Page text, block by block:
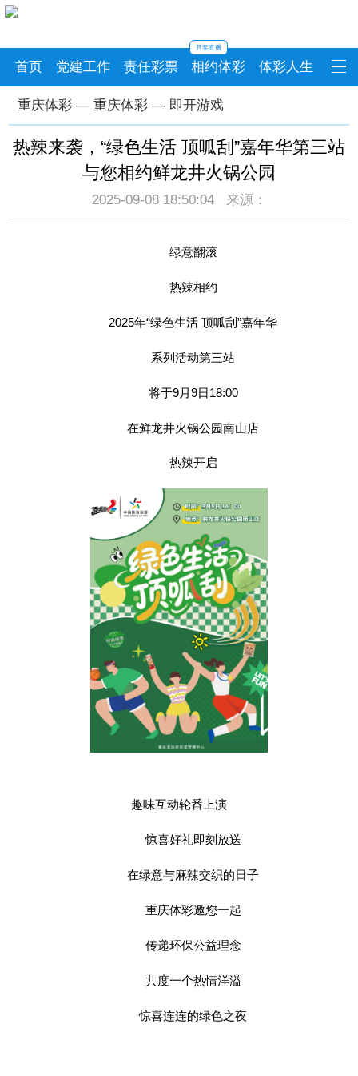
首页 党建工作 责任彩票 相约体彩
开奖直播
体彩人生
重庆体彩— 重庆体彩— 即开游戏
热辣来袭，“绿色生活 顶呱刮”嘉年华第三站
与您相约鲜龙井火锅公园
2025-09-08 18:50:04 来源：
绿意翻滚
热辣相约
2025年“绿色生活顶呱刮”嘉年华
系列活动第三站
将于9月9日18:00
在鲜龙井火锅公园南山店
热辣开启
趣味互动轮番上演
惊喜好礼即刻放送
在绿意与麻辣交织的日子
重庆体彩邀您一起
传递环保公益理念
共度一个热情洋溢
惊喜连连的绿色之夜